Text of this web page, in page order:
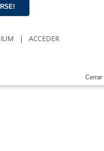
Cerrar
| ACCEDER